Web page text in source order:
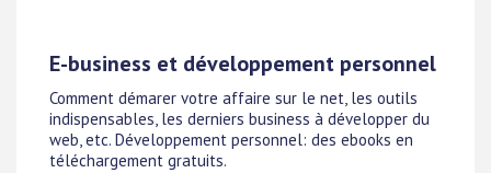
E-business et développement personnel
Comment démarer votre affaire sur le net, les outils
indispensables, les derniers business à développer du
web, etc. Développement personnel: des ebooks en
téléchargement gratuits.